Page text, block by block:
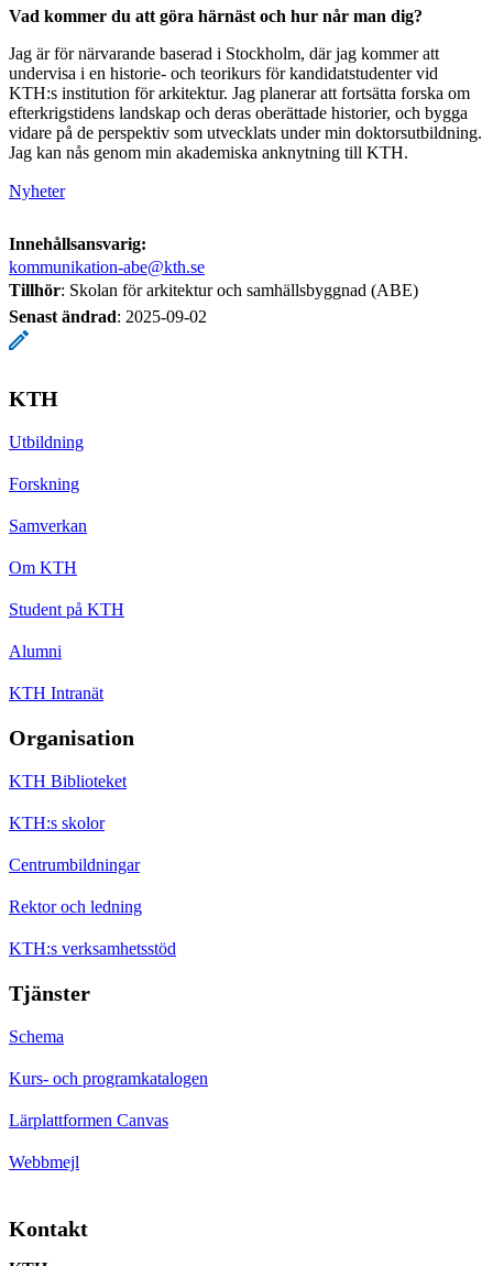
Vad kommer du att göra härnäst och hur når man dig?
Jag är för närvarande baserad i Stockholm, där jag kommer att
undervisa i en historie- och teorikurs för kandidatstudenter vid
KTH:s institution för arkitektur. Jag planerar att fortsätta forska om
efterkrigstidens landskap och deras oberättade historier, och bygga
vidare på de perspektiv som utvecklats under min doktorsutbildning.
Jag kan nås genom min akademiska anknytning till KTH.
Nyheter
Innehållsansvarig:
kommunikation-abe@kth.se
Tillhör: Skolan för arkitektur och samhällsbyggnad (ABE)
Senast ändrad: 2025-09-02
KTH
Utbildning
Forskning
Samverkan
Om KTH
Student på KTH
Alumni
KTH Intranät
Organisation
KTH Biblioteket
KTH:s skolor
Centrumbildningar
Rektor och ledning
KTH:s verksamhetsstöd
Tjänster
Schema
Kurs- och programkatalogen
Lärplattformen Canvas
Webbmejl
Kontakt